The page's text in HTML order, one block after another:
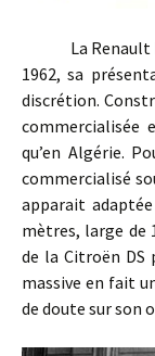
La Renault
1962, sa
discrétion.
commercialisée
qu’en Algérie.
commercialisé
apparait
mètres, large de
de la Citroën DS
massive en fait
de doute sur son